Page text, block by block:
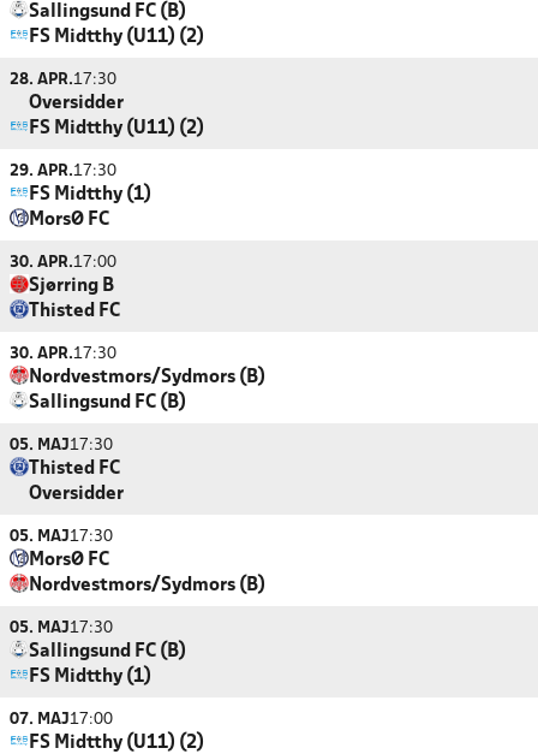
Sallingsund FC (B)
FS Midtthy (U11) (2)
28. APR.17:30
Oversidder
FS Midtthy (U11) (2)
29. APR.17:30
FS Midtthy (1)
MorsØ FC
30. APR.17:00
Sjørring B
Thisted FC
30. APR.17:30
Nordvestmors/Sydmors (B)
Sallingsund FC (B)
05. MAJ17:30
Thisted FC
Oversidder
05. MAJ17:30
MorsØ FC
Nordvestmors/Sydmors (B)
05. MAJ17:30
Sallingsund FC (B)
FS Midtthy (1)
07. MAJ17:00
FS Midtthy (U11) (2)